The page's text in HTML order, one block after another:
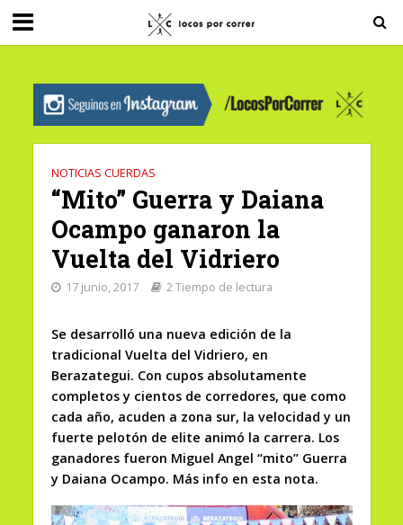
G-0X2PD3RFLV
NOTICIAS CUERDAS
“Mito” Guerra y Daiana
Ocampo ganaron la
Vuelta del Vidriero
17 junio, 2017 2 Tiempo de lectura
Se desarrolló una nueva edición de la
tradicional Vuelta del Vidriero, en
Berazategui. Con cupos absolutamente
completos y cientos de corredores, que como
cada año, acuden a zona sur, la velocidad y un
fuerte pelotón de elite animó la carrera. Los
ganadores fueron Miguel Angel “mito” Guerra
y Daiana Ocampo. Más info en esta nota.